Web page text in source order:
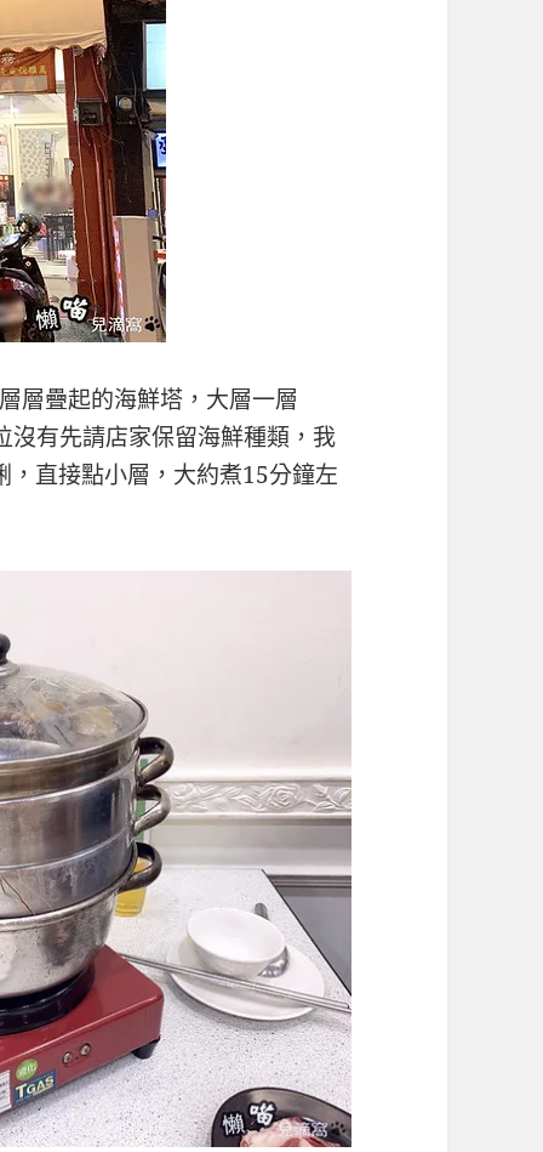
層疊起的海鮮塔，大層一層
有先請店家保留海鮮種類，我
直接點小層，大約煮15分鐘左